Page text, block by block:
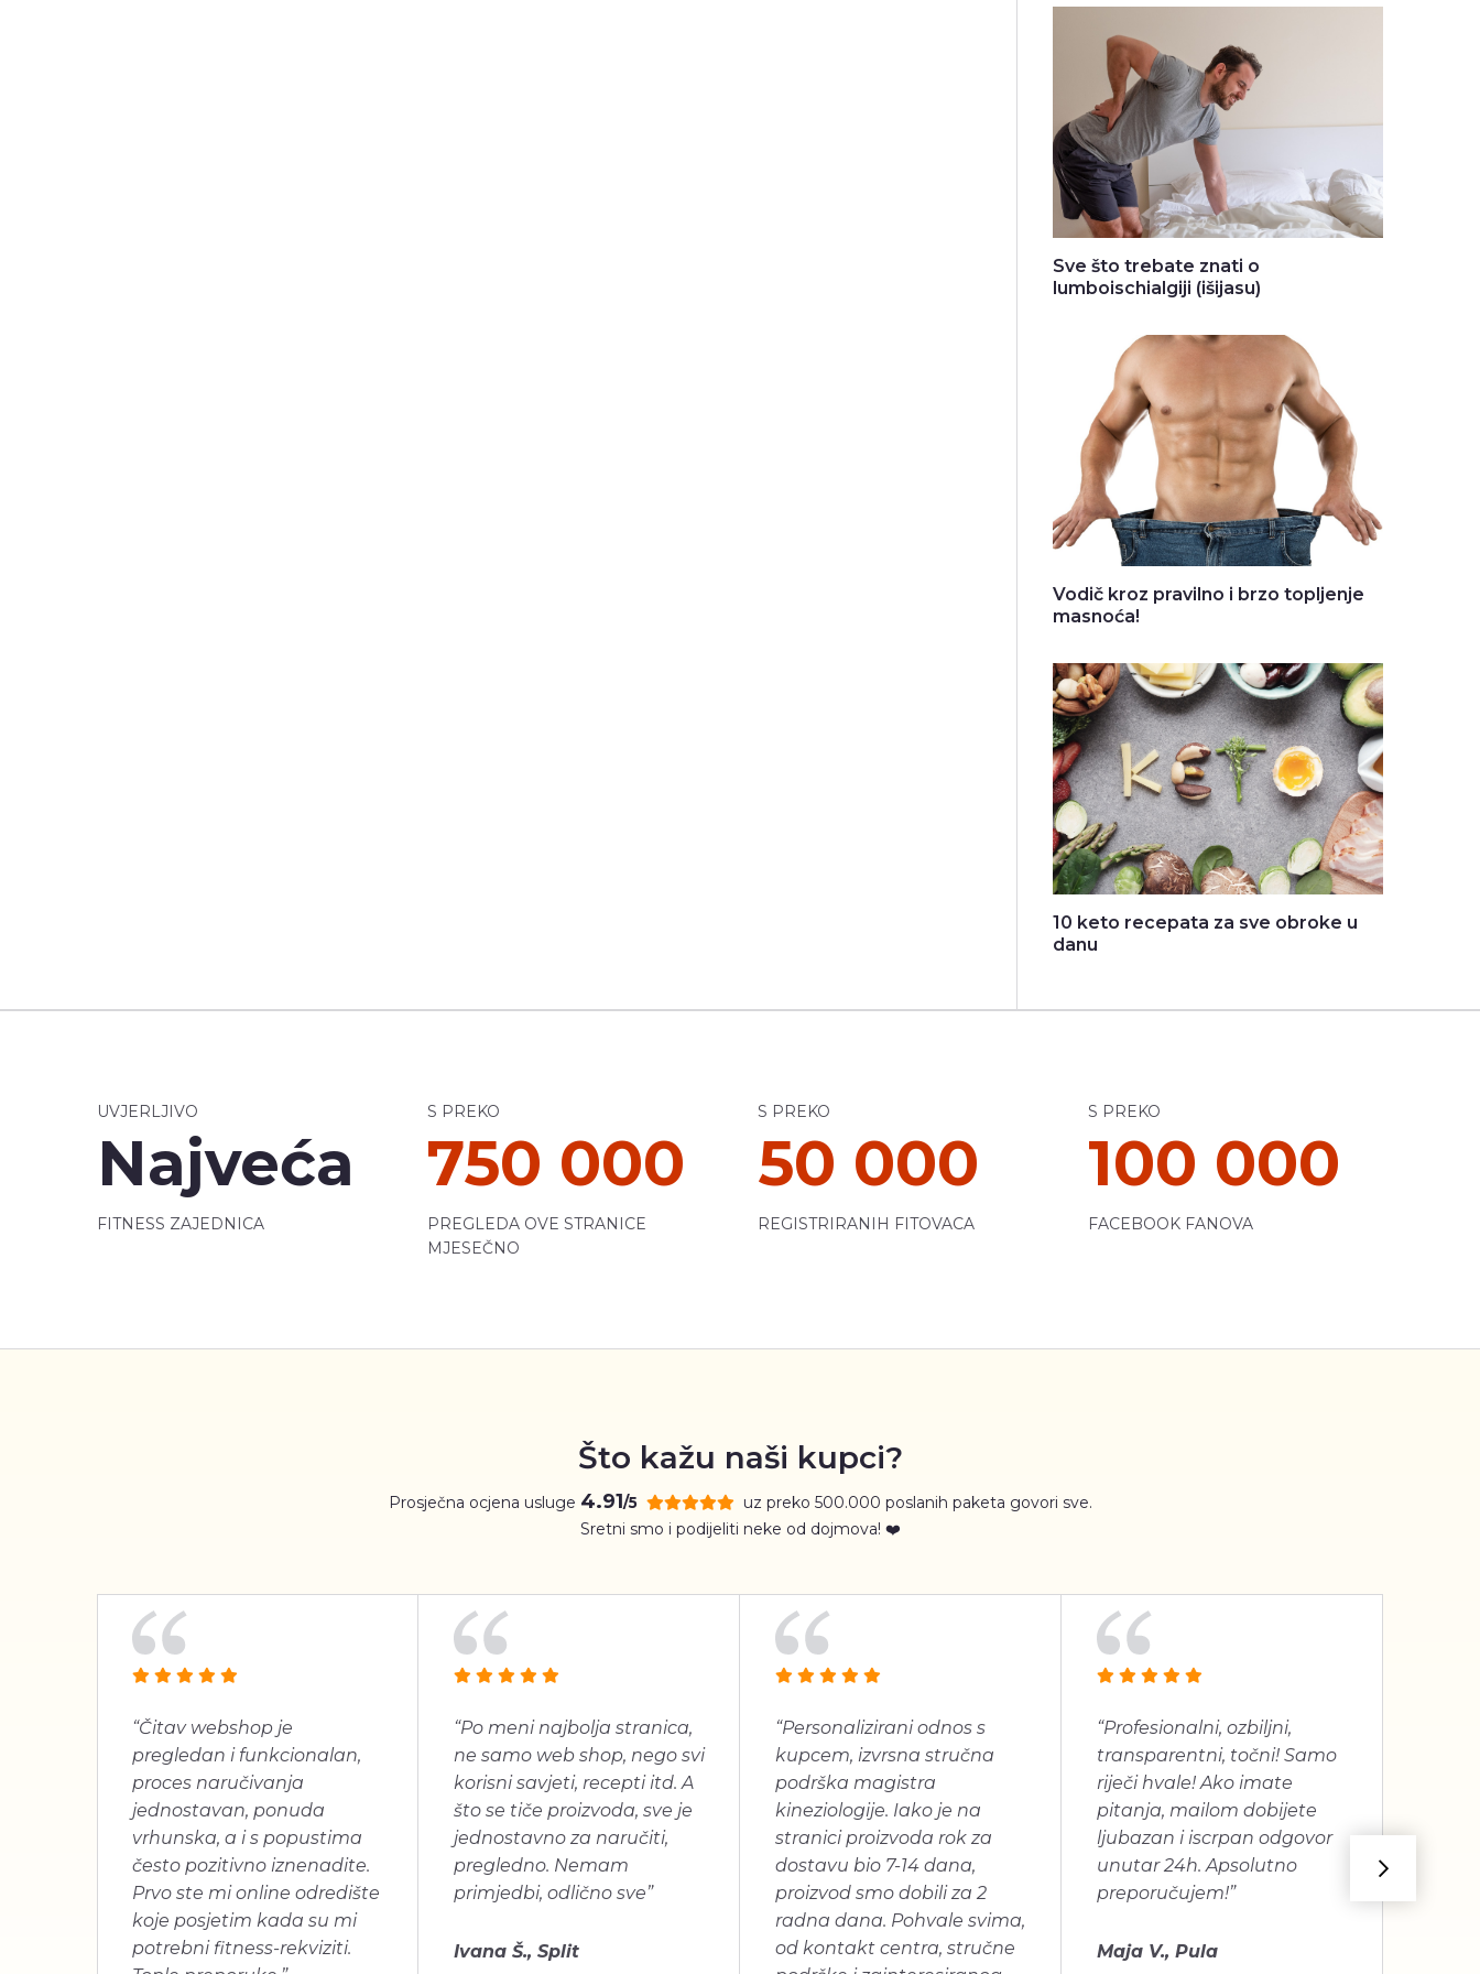
Sve što trebate znati o
lumboischialgiji (išijasu)
Vodič kroz pravilno i brzo topljenje
masnoća!
10 keto recepata za sve obroke u
danu
UVJERLJIVO
Najveća
FITNESS ZAJEDNICA
S PREKO
750 000
PREGLEDA OVE STRANICE
MJESEČNO
S PREKO
50 000
REGISTRIRANIH FITOVACA
S PREKO
100 000
FACEBOOK FANOVA
Što kažu naši kupci?
Prosječna ocjena usluge 4.91/5
uz preko 500.000 poslanih paketa govori sve.
Sretni smo i podijeliti neke od dojmova! ❤️
“Čitav webshop je
pregledan i funkcionalan,
proces naručivanja
jednostavan, ponuda
vrhunska, a i s popustima
često pozitivno iznenadite.
Prvo ste mi online odredište
koje posjetim kada su mi
potrebni fitness-rekviziti.
“Po meni najbolja stranica,
ne samo web shop, nego svi
korisni savjeti, recepti itd. A
što se tiče proizvoda, sve je
jednostavno za naručiti,
pregledno. Nemam
primjedbi, odlično sve”
Ivana Š., Split
“Personalizirani odnos s
kupcem, izvrsna stručna
podrška magistra
kineziologije. Iako je na
stranici proizvoda rok za
dostavu bio 7-14 dana,
proizvod smo dobili za 2
radna dana. Pohvale svima,
od kontakt centra, stručne
“Profesionalni, ozbiljni,
transparentni, točni! Samo
riječi hvale! Ako imate
pitanja, mailom dobijete
ljubazan i iscrpan odgovor
unutar 24h. Apsolutno
preporučujem!”
Maja V., Pula